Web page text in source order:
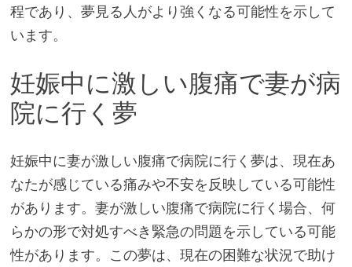
程であり、夢見る人がより強くなる可能性を示して
います。
妊娠中に激しい腹痛で妻が病
院に行く夢
妊娠中に妻が激しい腹痛で病院に行く夢は、現在あ
なたが感じている痛みや不安を反映している可能性
があります。妻が激しい腹痛で病院に行く場合、何
らかの形で対処すべき緊急の問題を示している可能
性があります。この夢は、現在の困難な状況で助け